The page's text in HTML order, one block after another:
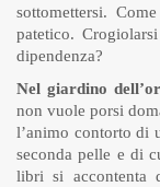
sottomettersi.
patetico.
dipendenza?
Nel giardino
non vuole porsi
l’animo contorto di
seconda pelle e di
libri si accontenta